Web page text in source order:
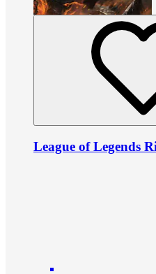
League of Legends